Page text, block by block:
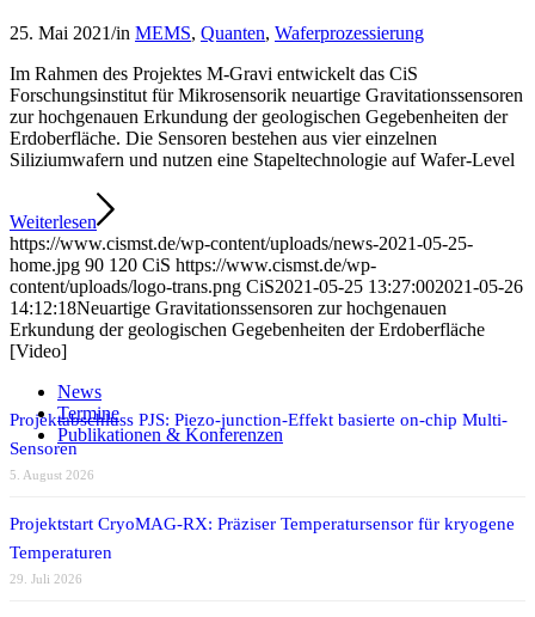
25. Mai 2021/in MEMS, Quanten, Waferprozessierung
Im Rahmen des Projektes M-Gravi entwickelt das CiS
Forschungsinstitut für Mikrosensorik neuartige Gravitationssensoren
zur hochgenauen Erkundung der geologischen Gegebenheiten der
Erdoberfläche. Die Sensoren bestehen aus vier einzelnen
Siliziumwafern und nutzen eine Stapeltechnologie auf Wafer-Level
Weiterlesen
https://www.cismst.de/wp-content/uploads/news-2021-05-25-
home.jpg 90 120 CiS https://www.cismst.de/wp-
content/uploads/logo-trans.png CiS2021-05-25 13:27:002021-05-26
14:12:18Neuartige Gravitationssensoren zur hochgenauen
Erkundung der geologischen Gegebenheiten der Erdoberfläche
[Video]
News
Termine
Publikationen & Konferenzen
Projektabschluss PJS: Piezo-junction-Effekt basierte on-chip Multi-
Sensoren
5. August 2026
Projektstart CryoMAG-RX: Präziser Temperatursensor für kryogene
Temperaturen
29. Juli 2026